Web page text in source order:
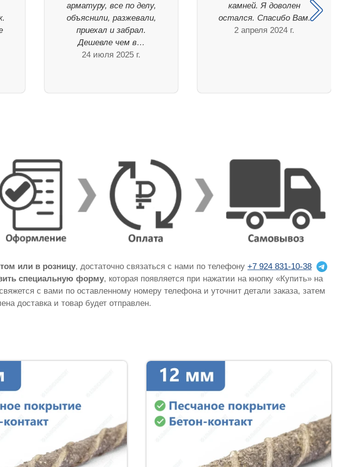
арматуру, все по делу,
объяснили, разжевали,
приехал и забрал.
Дешевле чем в…
24 июля 2025 г.
камней. Я доволен
остался. Спасибо Вам.
2 апреля 2024 г.
или в розницу, достаточно связаться с нами по телефону+7 924 831-10-38
специальную форму, которая появляется при нажатии на кнопку «Купить» на
с вами по оставленному номеру телефона и уточнит детали заказа, затем
доставка и товар будет отправлен.